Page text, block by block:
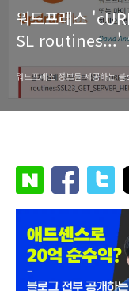
워드프레스
SL routines...'
워드프레스 정보를 제공하는